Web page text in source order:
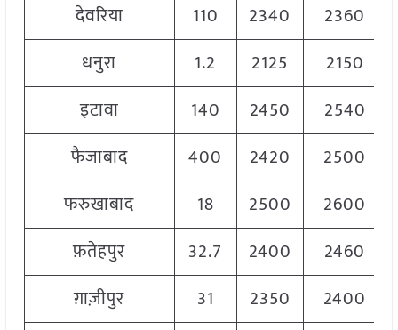
देवरिया
110 2340 2360
धनुरा
1.2 2125
2150
इटावा
140 2450
2540
फैजाबाद
400 2420 2500
फरुखाबाद
18 2500 2600
फ़तेहपुर
32.7 2400 2460
ग़ाज़ीपुर
31 2350 2400